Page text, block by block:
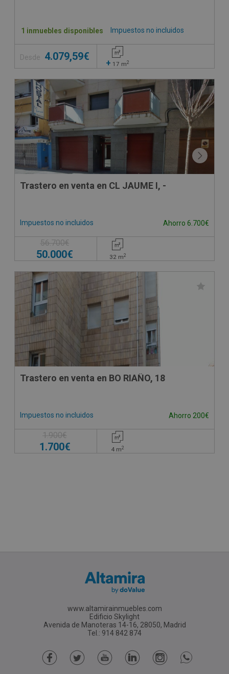
Impuestos no incluidos
1 inmuebles disponibles
Desde 4.079,59€
+ 17 m2
Trastero en venta en CL JAUME I, -
Impuestos no incluidos Ahorro 6.700€
56.700€
50.000€ 32 m2
Trastero en venta en BO RIAÑO, 18
Impuestos no incluidos Ahorro 200€
1.900€
1.700€ 4 m2
www.altamirainmuebles.com
Edificio Skylight
Avenida de Manoteras 14-16, 28050, Madrid
Tel.: 914 842 874